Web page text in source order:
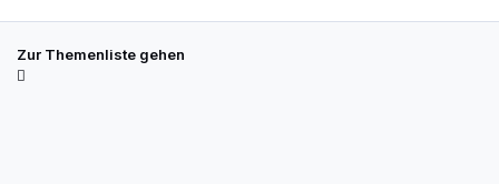
Zur Themenliste gehen